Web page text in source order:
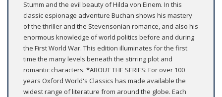
Stumm and the evil beauty of Hilda von Einem. In this
classic espionage adventure Buchan shows his mastery
of the thriller and the Stevensonian romance, and also his
enormous knowledge of world politics before and during
the First World War. This edition illuminates for the first
time the many levels beneath the stirring plot and
romantic characters. *ABOUT THE SERIES: For over 100
years Oxford World's Classics has made available the
widest range of literature from around the globe. Each